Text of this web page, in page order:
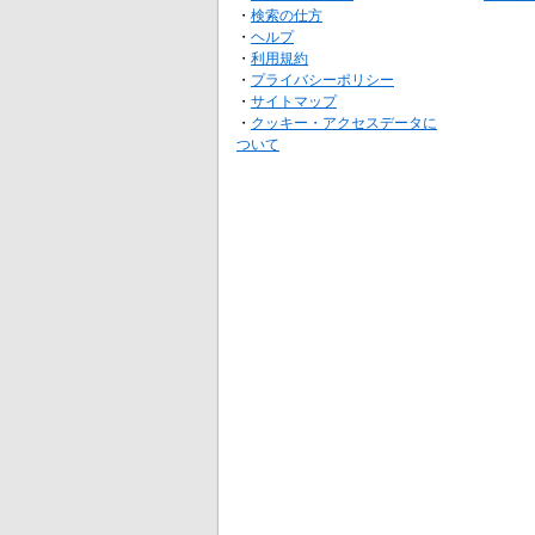
・ 検索の仕方
・ ヘルプ
・ 利用規約
・ プライバシーポリシー
・ サイトマップ
・ クッキー・アクセスデータに
ついて